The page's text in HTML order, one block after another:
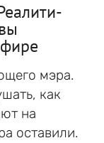
мэра.
как
на
оставили.